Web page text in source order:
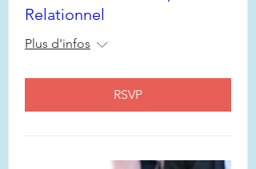
Relationnel
Plus d'infos
RSVP